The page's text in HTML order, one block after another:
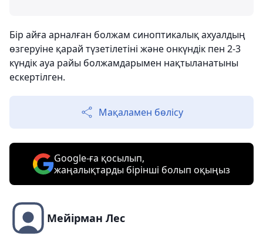
Бір айға арналған болжам синоптикалық ахуалдың
өзгеруіне қарай түзетілетіні және онкүндік пен 2-3
күндік ауа райы болжамдарымен нақтыланатыны
ескертілген.
Мақаламен бөлісу
Google-ға қосылып,
жаңалықтарды бірінші болып оқыңыз
Мейірман Лес